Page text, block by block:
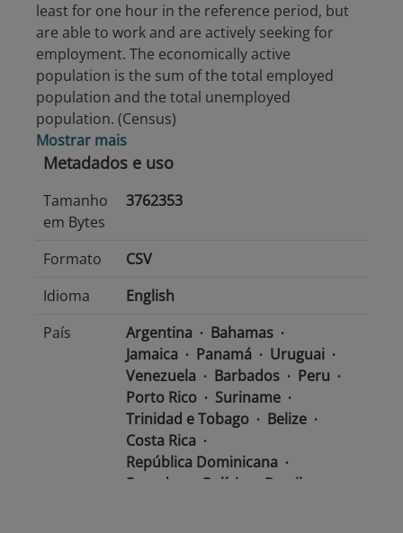
least for one hour in the reference period, but
are able to work and are actively seeking for
employment. The economically active
population is the sum of the total employed
population and the total unemployed
population. (Census)
Mostrar mais
Metadados e uso
Tamanho
em Bytes
3762353
Formato
CSV
Idioma
English
País
Argentina
Bahamas
Jamaica
Panamá
Uruguai
Venezuela
Barbados
Peru
Porto Rico
Suriname
Trinidad e Tobago
Belize
Costa Rica
República Dominicana
Equador
Bolívia
Brasil